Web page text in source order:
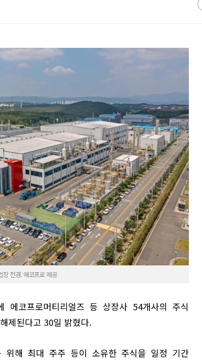
장 전경. 에코프로 제공
에코프로머티리얼즈 등 상장사 54개사의 주식
제된다고 30일 밝혔다.
위해 최대 주주 등이 소유한 주식을 일정 기간